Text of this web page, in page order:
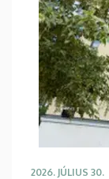
2026. JÚLIUS 30.